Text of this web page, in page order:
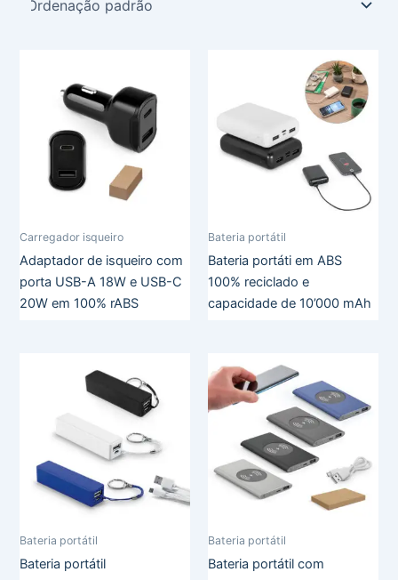
Carregador isqueiro
Adaptador de isqueiro com
porta USB-A 18W e USB-C
20W em 100% rABS
Bateria portátil
Bateria portáti em ABS
100% reciclado e
capacidade de 10’000 mAh
Bateria portátil
Bateria portátil
Bateria portátil
Bateria portátil com